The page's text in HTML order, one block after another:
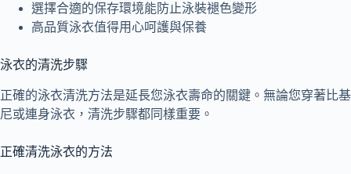
選擇合適的保存環境能防止泳裝褪色變形
高品質泳衣值得用心呵護與保養
泳衣的清洗步驟
正確的泳衣清洗方法是延長您泳衣壽命的關鍵。無論您穿著比基
尼或連身泳衣，清洗步驟都同樣重要。
正確清洗泳衣的方法